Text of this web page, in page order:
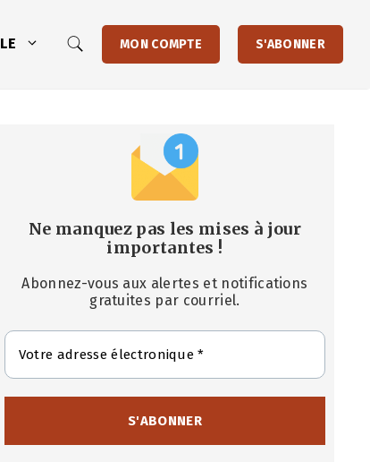
MON COMPTE S'ABONNER
Ne manquez pas les mises à jour
importantes !
Abonnez-vous aux alertes et notifications
gratuites par courriel.